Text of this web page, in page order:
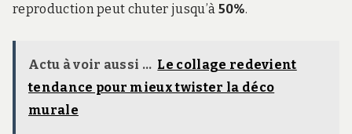
reproduction peut chuter jusqu’à 50%.
Actu à voir aussi ... Le collage redevient
tendance pour mieux twister la déco
murale